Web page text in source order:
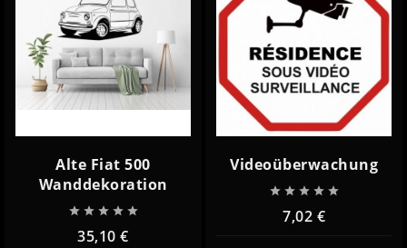
Alte Fiat 500
Wanddekoration
    
35,10 €
Videoüberwachung
    
7,02 €